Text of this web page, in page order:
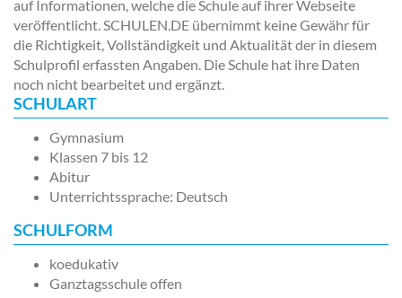
auf Informationen, welche die Schule auf ihrer Webseite
veröffentlicht. SCHULEN.DE übernimmt keine Gewähr für
die Richtigkeit, Vollständigkeit und Aktualität der in diesem
Schulprofil erfassten Angaben. Die Schule hat ihre Daten
noch nicht bearbeitet und ergänzt.
SCHULART
Gymnasium
Klassen 7 bis 12
Abitur
Unterrichtssprache: Deutsch
SCHULFORM
koedukativ
Ganztagsschule offen